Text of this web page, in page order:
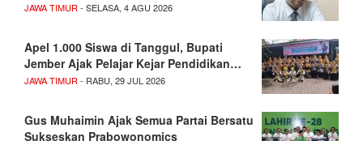
JAWA TIMUR - SELASA, 4 AGU 2026
Apel 1.000 Siswa di Tanggul, Bupati
Jember Ajak Pelajar Kejar Pendidikan…
JAWA TIMUR - RABU, 29 JUL 2026
Gus Muhaimin Ajak Semua Partai Bersatu
Sukseskan Prabowonomics